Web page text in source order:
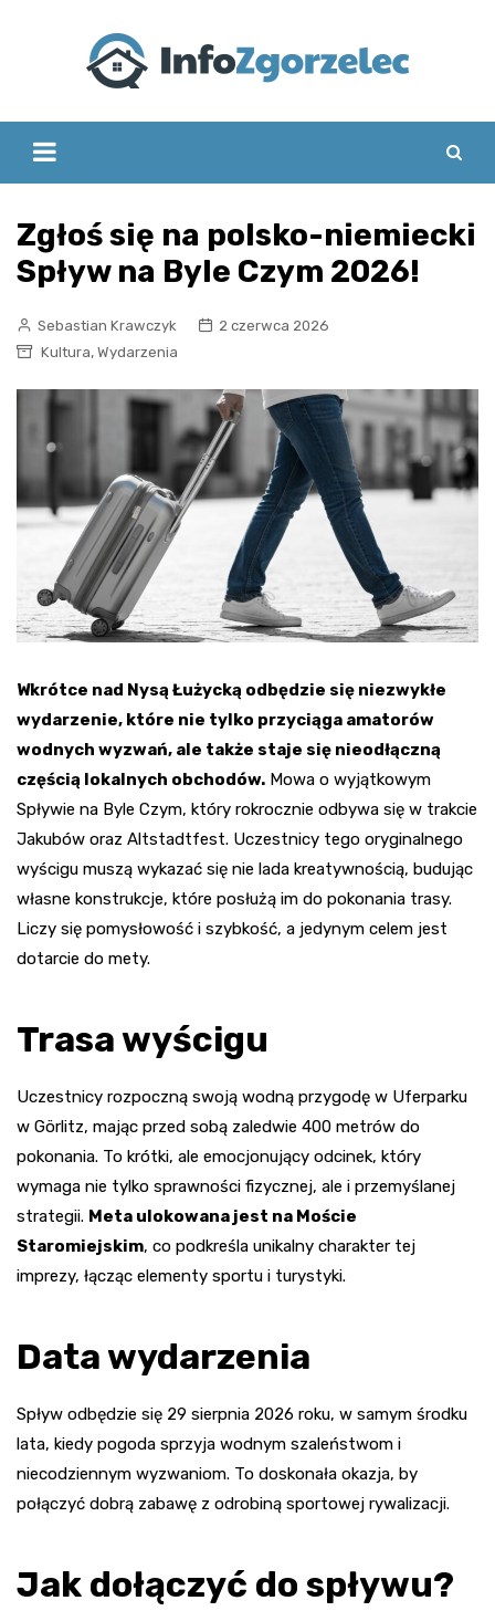
Zgłoś się na polsko-niemiecki
Spływ na Byle Czym 2026!
Sebastian Krawczyk
2 czerwca 2026
Kultura, Wydarzenia
Wkrótce nad Nysą Łużycką odbędzie się niezwykłe
wydarzenie, które nie tylko przyciąga amatorów
wodnych wyzwań, ale także staje się nieodłączną
częścią lokalnych obchodów. Mowa o wyjątkowym
Spływie na Byle Czym, który rokrocznie odbywa się w trakcie
Jakubów oraz Altstadtfest. Uczestnicy tego oryginalnego
wyścigu muszą wykazać się nie lada kreatywnością, budując
własne konstrukcje, które posłużą im do pokonania trasy.
Liczy się pomysłowość i szybkość, a jedynym celem jest
dotarcie do mety.
Trasa wyścigu
Uczestnicy rozpoczną swoją wodną przygodę w Uferparku
w Görlitz, mając przed sobą zaledwie 400 metrów do
pokonania. To krótki, ale emocjonujący odcinek, który
wymaga nie tylko sprawności fizycznej, ale i przemyślanej
strategii. Meta ulokowana jest na Moście
Staromiejskim, co podkreśla unikalny charakter tej
imprezy, łącząc elementy sportu i turystyki.
Data wydarzenia
Spływ odbędzie się 29 sierpnia 2026 roku, w samym środku
lata, kiedy pogoda sprzyja wodnym szaleństwom i
niecodziennym wyzwaniom. To doskonała okazja, by
połączyć dobrą zabawę z odrobiną sportowej rywalizacji.
Jak dołączyć do spływu?